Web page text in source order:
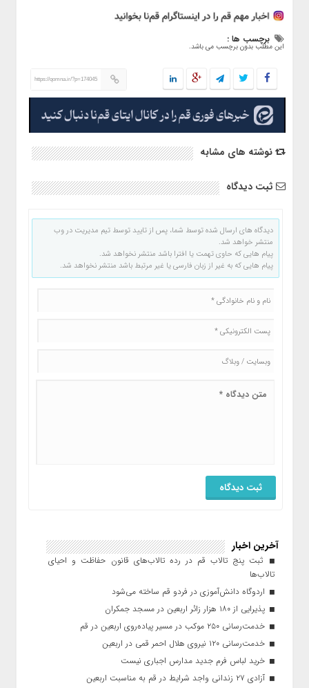
برچسب ها :
این مطلب بدون برچسب می باشد.
https://qomna.ir/?p=174045
نوشته های مشابه
ثبت دیدگاه
دیدگاه های ارسال شده توسط شما، پس از تایید توسط تیم مدیریت در وب
منتشر خواهد شد.
پیام هایی که حاوی تهمت یا افترا باشد منتشر نخواهد شد.
پیام هایی که به غیر از زبان فارسی یا غیر مرتبط باشد منتشر نخواهد شد.
آخرین اخبار
ثبت پنج تالاب قم در رده تالاب‌های قانون حفاظت و احیای
تالاب‌ها
اردوگاه دانش‌آموزی در فردو قم ساخته می‌شود
پذیرایی از ۱۸۰ هزار زائر اربعین در مسجد جمکران
خدمت‌رسانی ۲۵۰ موکب در مسیر پیاده‌روی اربعین در قم
خدمت‌رسانی ۱۲۰ نیروی هلال احمر قمی در اربعین
خرید لباس فرم جدید مدارس اجباری نیست
آزادی ۲۷ زندانی واجد شرایط در قم به مناسبت اربعین